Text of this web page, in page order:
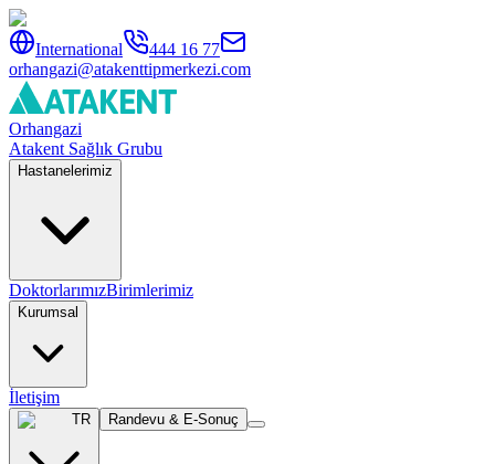
International
444 16 77
orhangazi@atakenttipmerkezi.com
Orhangazi
Atakent Sağlık Grubu
Hastanelerimiz
DoktorlarımızBirimlerimiz
Kurumsal
İletişim
TR Randevu & E-Sonuç